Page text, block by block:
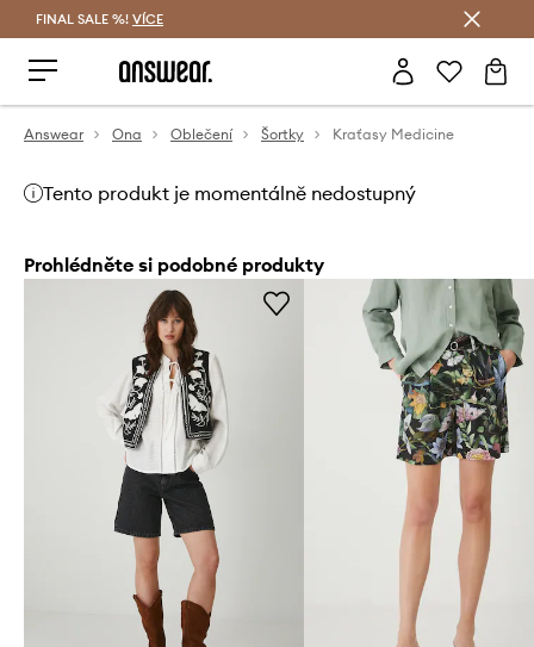
FINAL SALE %! VÍCE
Answear Ona Oblečení Šortky Kraťasy Medicine
Tento produkt je momentálně nedostupný
Prohlédněte si podobné produkty